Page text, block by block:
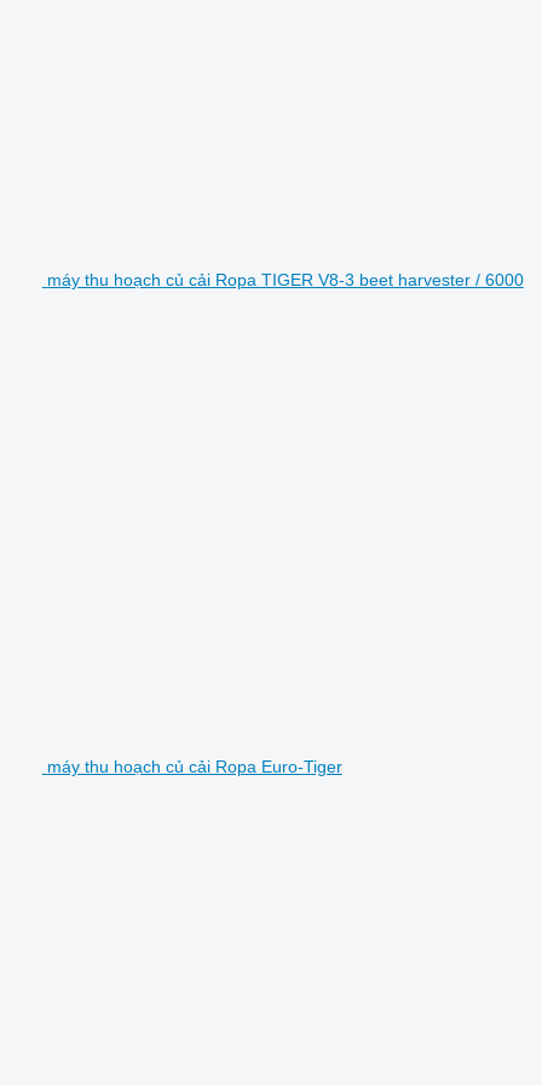
máy thu hoạch củ cải Ropa TIGER V8-3 beet harvester / 6000
máy thu hoạch củ cải Ropa Euro-Tiger